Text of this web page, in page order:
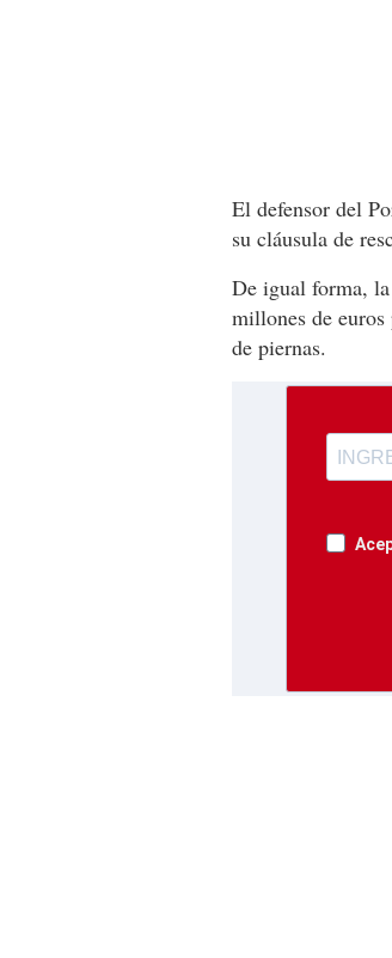
El defensor del
su cláusula de
De igual forma,
millones de
de piernas.